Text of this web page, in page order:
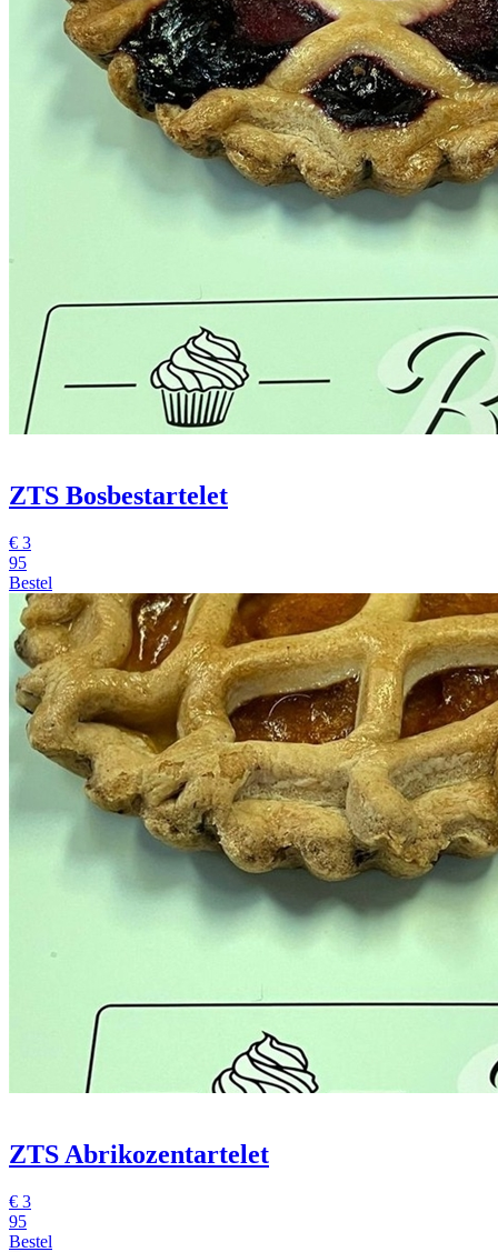
ZTS Bosbestartelet
€ 3
95
Bestel
ZTS Abrikozentartelet
€ 3
95
Bestel